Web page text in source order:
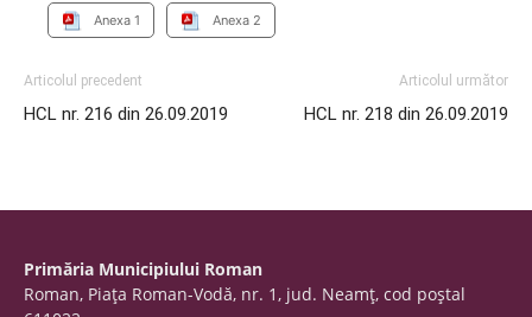
Anexa 1 Anexa 2
Articolul precedent
HCL nr. 216 din 26.09.2019
Articolul următor
HCL nr. 218 din 26.09.2019
Primăria Municipiului Roman
Roman, Piaţa Roman-Vodă, nr. 1, jud. Neamţ, cod poştal